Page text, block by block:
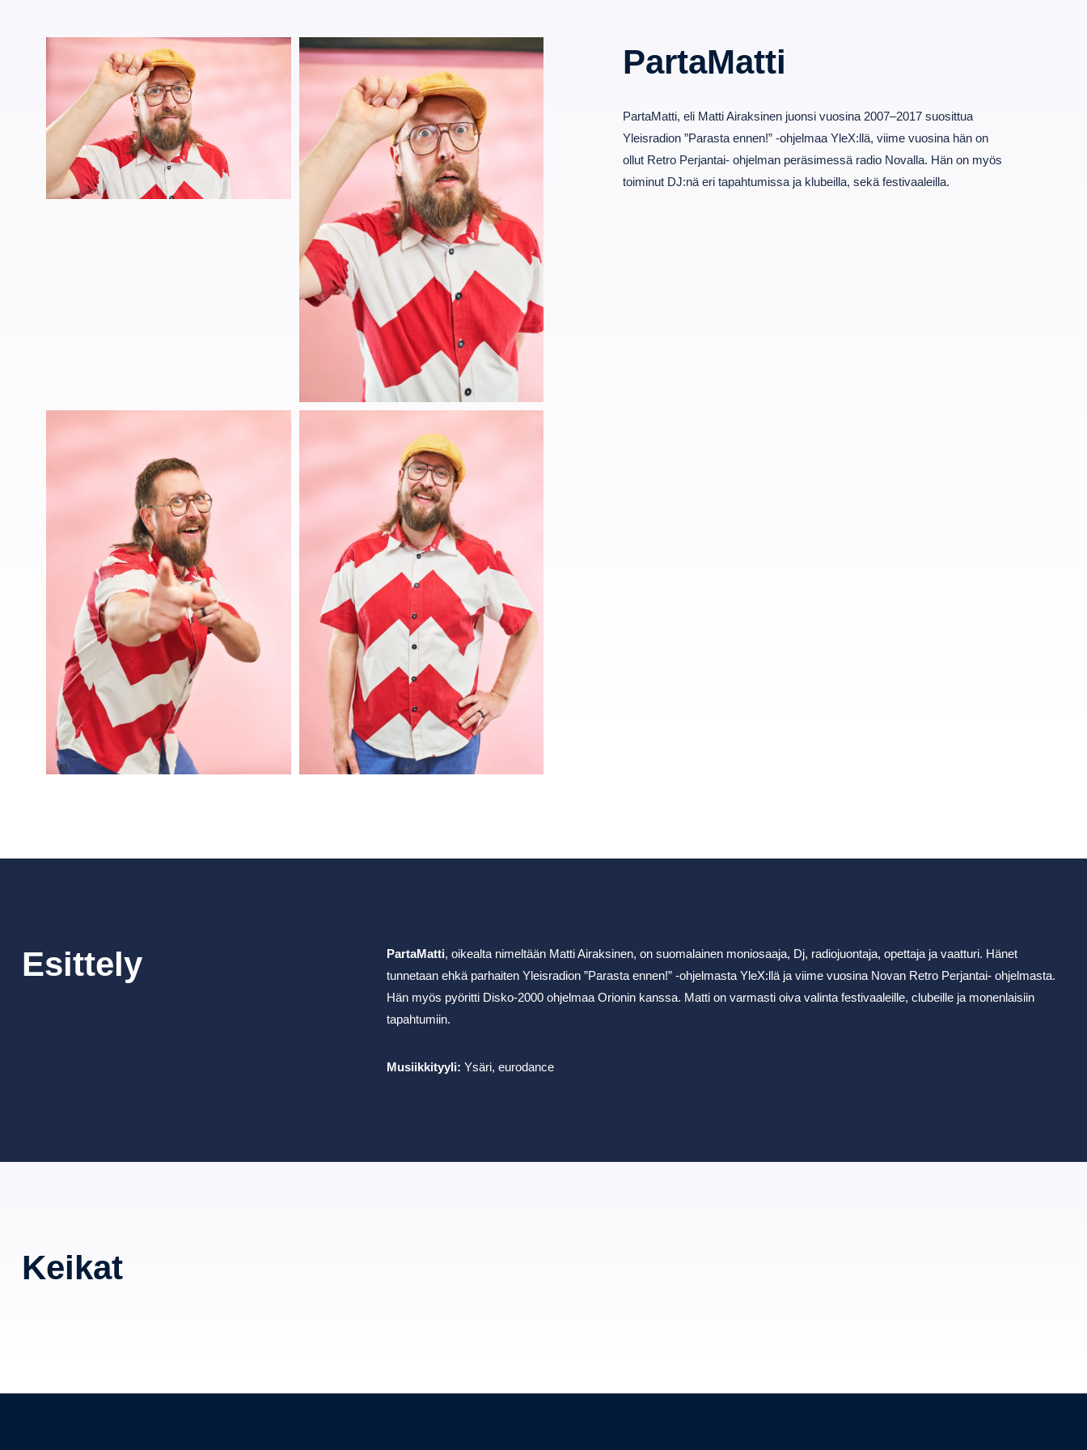
PartaMatti
PartaMatti, eli Matti Airaksinen juonsi vuosina 2007–2017 suosittua
Yleisradion ”Parasta ennen!” -ohjelmaa YleX:llä, viime vuosina hän on
ollut Retro Perjantai- ohjelman peräsimessä radio Novalla. Hän on myös
toiminut DJ:nä eri tapahtumissa ja klubeilla, sekä festivaaleilla.
Esittely PartaMatti, oikealta nimeltään Matti Airaksinen, on suomalainen moniosaaja, Dj, radiojuontaja, opettaja ja vaatturi. Hänet
tunnetaan ehkä parhaiten Yleisradion ”Parasta ennen!” -ohjelmasta YleX:llä ja viime vuosina Novan Retro Perjantai- ohjelmasta.
Hän myös pyöritti Disko-2000 ohjelmaa Orionin kanssa. Matti on varmasti oiva valinta festivaaleille, clubeille ja monenlaisiin
tapahtumiin.
Musiikkityyli:Ysäri, eurodance
Keikat